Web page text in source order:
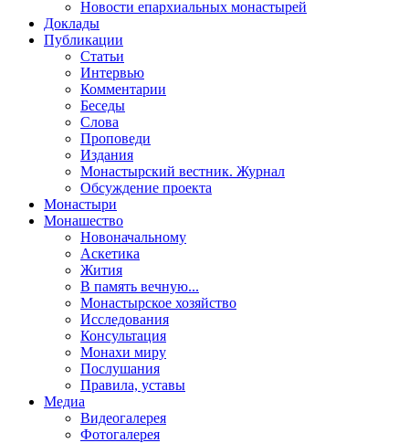
Новости епархиальных монастырей
Доклады
Публикации
Статьи
Интервью
Комментарии
Беседы
Слова
Проповеди
Издания
Монастырский вестник. Журнал
Обсуждение проекта
Монастыри
Монашество
Новоначальному
Аскетика
Жития
В память вечную...
Монастырское хозяйство
Исследования
Консультация
Монахи миру
Послушания
Правила, уставы
Медиа
Видеогалерея
Фотогалерея